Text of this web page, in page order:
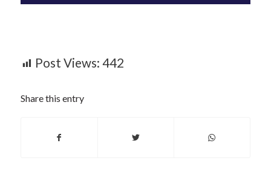
Post Views: 442
Share this entry